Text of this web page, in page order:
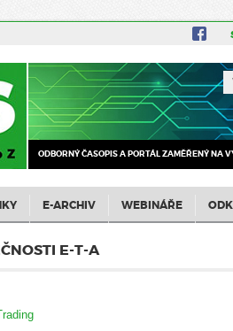
ODBORNÝ ČASOPIS A PORTÁL ZAMĚŘENÝ NA
E-ARCHIV WEBINÁŘE
E-T-A